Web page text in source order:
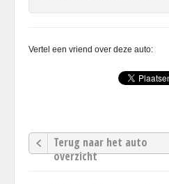
Vertel een vriend over deze auto:
Terug naar het auto
overzicht